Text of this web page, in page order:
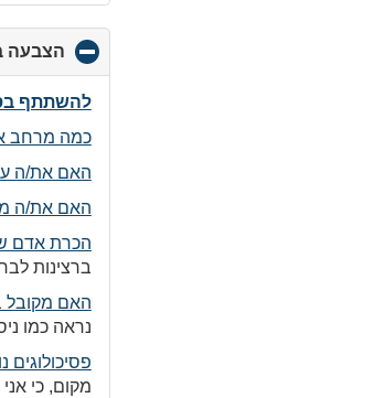
הצבעה
להשתתף
כמה מרחב
האם את/ה
האם את/ה
הכרת אדם
ברצינות
האם מקובל
נראה כמו
פסיכולוגים
מקום, כי